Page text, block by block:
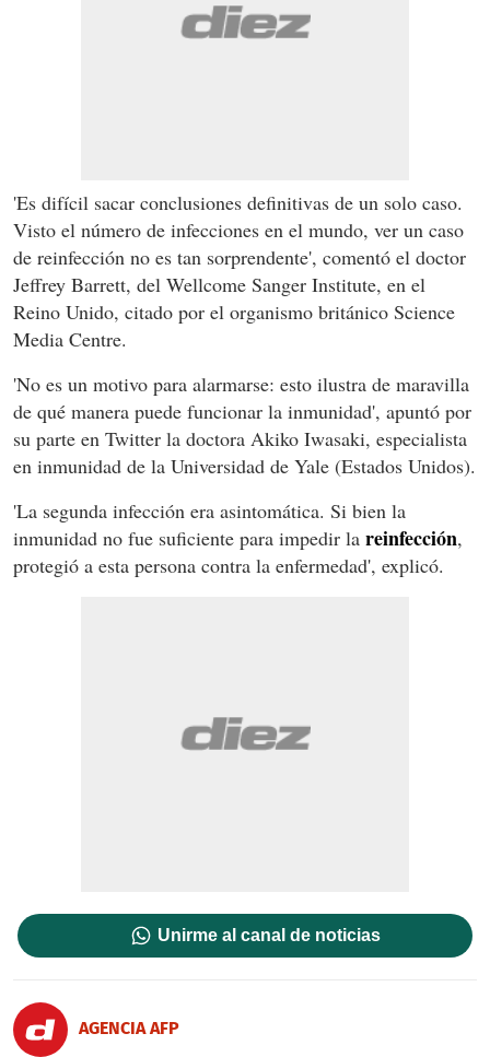
'Es difícil sacar conclusiones definitivas de un solo caso.
Visto el número de infecciones en el mundo, ver un caso
de reinfección no es tan sorprendente', comentó el doctor
Jeffrey Barrett, del Wellcome Sanger Institute, en el
Reino Unido, citado por el organismo británico Science
Media Centre.
'No es un motivo para alarmarse: esto ilustra de maravilla
de qué manera puede funcionar la inmunidad', apuntó por
su parte en Twitter la doctora Akiko Iwasaki, especialista
en inmunidad de la Universidad de Yale (Estados Unidos).
'La segunda infección era asintomática. Si bien la
inmunidad no fue suficiente para impedir la reinfección,
protegió a esta persona contra la enfermedad', explicó.
Unirme al canal de noticias
AGENCIA AFP